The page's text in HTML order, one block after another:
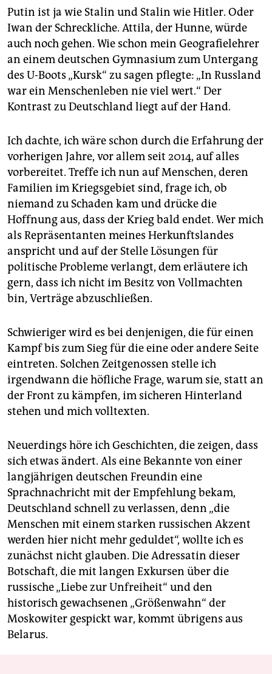
Putin ist ja wie Stalin und Stalin wie Hitler. Oder
Iwan der Schreckliche. ­Attila, der Hunne, würde
auch noch gehen. Wie schon mein Geografie­lehrer
an einem deutschen Gymnasium zum Untergang
des U-Boots „Kursk“ zu sagen pflegte: „In Russland
war ein Menschenleben nie viel wert.“ Der
Kontrast zu Deutschland liegt auf der Hand.
Ich dachte, ich wäre schon durch die Erfahrung der
vorherigen Jahre, vor allem seit 2014, auf alles
vorbereitet. Treffe ich nun auf Menschen, deren
Familien im Kriegsgebiet sind, frage ich, ob
niemand zu Schaden kam und drücke die
Hoffnung aus, dass der Krieg bald endet. Wer mich
als Repräsentanten meines Herkunftslandes
anspricht und auf der Stelle Lösungen für
politische Probleme verlangt, dem erläutere ich
gern, dass ich nicht im Besitz von Vollmachten
bin, Verträge abzuschließen.
Schwieriger wird es bei denjenigen, die für einen
Kampf bis zum Sieg für die eine oder andere Seite
eintreten. Solchen Zeitgenossen stelle ich
irgendwann die höfliche Frage, warum sie, statt an
der Front zu kämpfen, im sicheren Hinterland
stehen und mich volltexten.
Neuerdings höre ich Geschichten, die zeigen, dass
sich etwas ändert. Als eine Bekannte von einer
langjährigen deutschen Freundin eine
Sprachnachricht mit der Empfehlung bekam,
Deutschland schnell zu verlassen, denn „die
Menschen mit einem starken russischen Akzent
werden hier nicht mehr geduldet“, wollte ich es
zunächst nicht glauben. Die Adressatin dieser
Botschaft, die mit langen Exkursen über die
russische „Liebe zur Unfreiheit“ und den
historisch gewachsenen „Größenwahn“ der
Moskowiter gespickt war, kommt übrigens aus
Belarus.